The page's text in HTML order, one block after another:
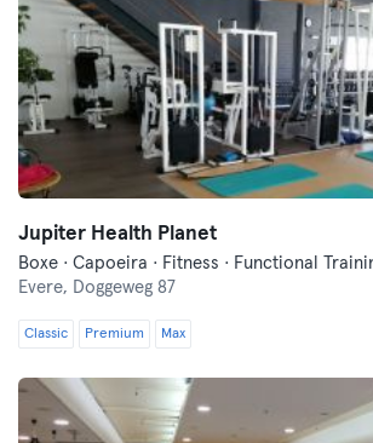
Jupiter Health Planet
Evere, Doggeweg 87
Classic Premium Max